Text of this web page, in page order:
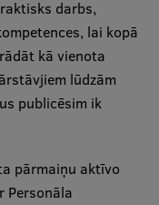
darbs,
lai kopā
kā vienota
lūdzām
publicēsim ik
pārmaiņu aktīvo
Personāla